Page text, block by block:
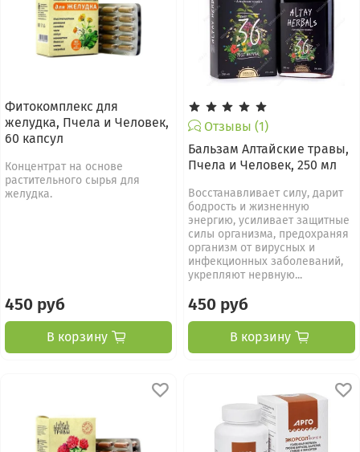
Фитокомплекс для
желудка, Пчела и Человек,
60 капсул
Концентрат на основе
растительного сырья для
желудка.
450 руб
В корзину
Отзывы (1)
Бальзам Алтайcкие травы,
Пчела и Человек, 250 мл
Восстанавливает силу, дарит
бодрость и жизненную
энергию, усиливает защитные
силы организма, предохраняя
организм от вирусных и
инфекционных заболеваний,
укрепляют нервную...
450 руб
В корзину